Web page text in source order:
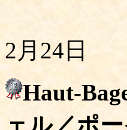
2月24日
Haut-